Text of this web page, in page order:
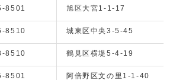
8501 旭区大宮1-1-17
8510 城東区中央3-5-45
8510 鶴見区横堤5-4-19
8501 阿倍野区文の里1-1-40